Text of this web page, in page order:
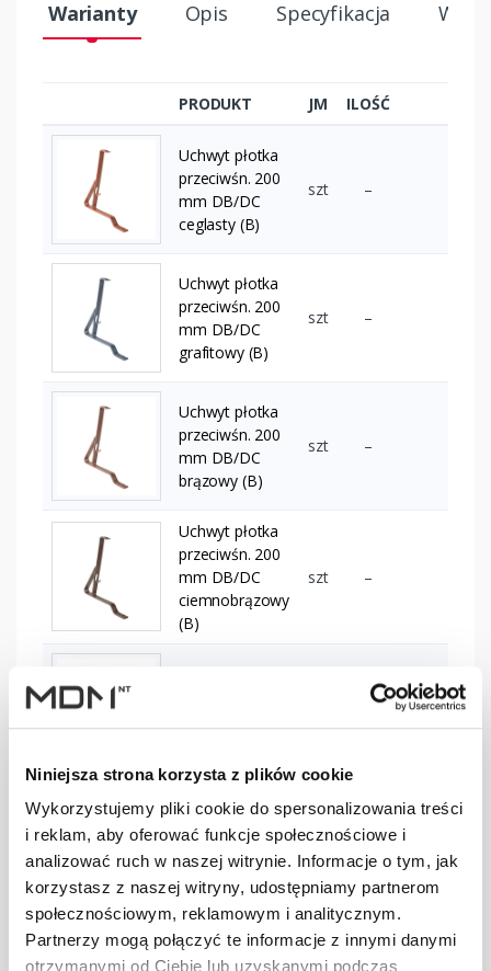
Niniejsza strona korzysta z plików cookie
Wykorzystujemy pliki cookie do spersonalizowania treści
i reklam, aby oferować funkcje społecznościowe i
analizować ruch w naszej witrynie. Informacje o tym, jak
korzystasz z naszej witryny, udostępniamy partnerom
społecznościowym, reklamowym i analitycznym.
Partnerzy mogą połączyć te informacje z innymi danymi
otrzymanymi od Ciebie lub uzyskanymi podczas
Warianty Opis Specyfikacja
PRODUKT JM ILOŚĆ
Uchwyt płotka
przeciwśn. 200
mm DB/DC
ceglasty (B)
szt –
Uchwyt płotka
przeciwśn. 200
mm DB/DC
grafitowy (B)
szt –
Uchwyt płotka
przeciwśn. 200
mm DB/DC
brązowy (B)
szt –
Uchwyt płotka
przeciwśn. 200
mm DB/DC
ciemnobrązowy
(B)
szt –
Uchwyt płotka
przeciwśn. 200
mm DB/DC
czarny (B)
szt –
Uchwyt płotka
przeciwśn. 200
szt –